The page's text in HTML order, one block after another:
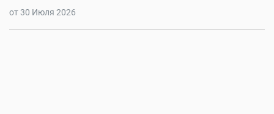
от 30 Июля 2026